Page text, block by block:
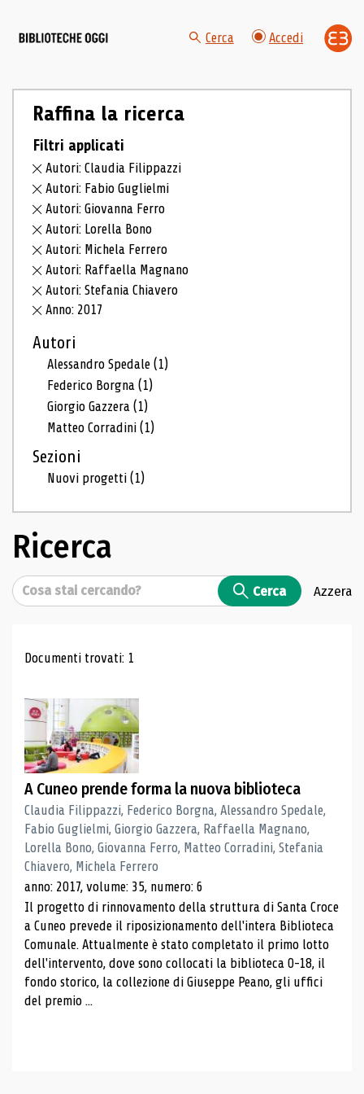
Cerca Accedi
Raffina la ricerca
Filtri applicati
Autori: Claudia Filippazzi
Autori: Fabio Guglielmi
Autori: Giovanna Ferro
Autori: Lorella Bono
Autori: Michela Ferrero
Autori: Raffaella Magnano
Autori: Stefania Chiavero
Anno: 2017
Autori
Alessandro Spedale(1)
Federico Borgna(1)
Giorgio Gazzera(1)
Matteo Corradini(1)
Sezioni
Nuovi progetti(1)
Ricerca
Cerca Cerca Azzera
Risultati di ricerca
Documenti trovati: 1
A Cuneo prende forma la nuova biblioteca
Claudia Filippazzi, Federico Borgna, Alessandro Spedale,
Fabio Guglielmi, Giorgio Gazzera, Raffaella Magnano,
Lorella Bono, Giovanna Ferro, Matteo Corradini, Stefania
Chiavero, Michela Ferrero
anno: 2017, volume: 35, numero: 6
Il progetto di rinnovamento della struttura di Santa Croce
a Cuneo prevede il riposizionamento dell'intera Biblioteca
Comunale. Attualmente è stato completato il primo lotto
dell'intervento, dove sono collocati la biblioteca 0-18, il
fondo storico, la collezione di Giuseppe Peano, gli uffici
del premio ...